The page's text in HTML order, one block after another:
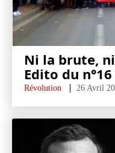
Ni la brute,
Edito du n°16
Révolution 26 Avril